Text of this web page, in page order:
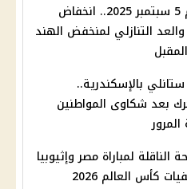
الطقس اليوم 5 سبتمبر 2025.. انخفاض
والعد التنازلي لمنخفض الهند
بالإسكندرية..
بعد شكاوى المواطنين
الناقلة لمباراة مصر وإثيوبيا
كأس العالم 2026